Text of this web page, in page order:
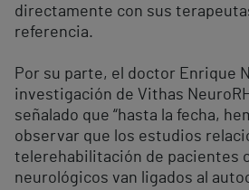
directamente con sus
referencia.
Por su parte, el doctor Enrique
investigación de Vithas
señalado que “hasta la fecha,
observar que los estudios
telerehabilitación de pacientes
neurológicos van ligados al